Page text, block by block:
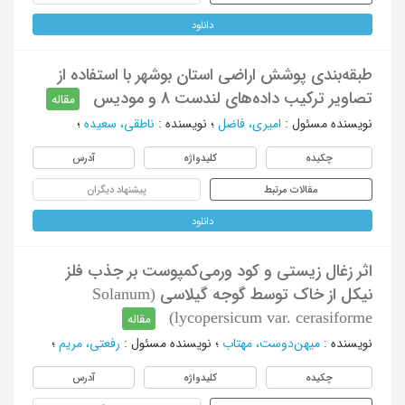
دانلود
طبقه‌بندی پوشش اراضی استان بوشهر با استفاده از
تصاویر ترکیب داده‌های لندست 8 و مودیس
مقاله
نویسنده مسئول : امیری، فاضل ؛ نویسنده : ناطقی، سعیده ؛
چکیده کلیدواژه آدرس
مقالات مرتبط پیشنهاد دیگران
دانلود
اثر زغال زیستی و کود ورمی‌کمپوست بر جذب فلز
نیکل از خاک توسط گوجه گیلاسی (Solanum
lycopersicum var. cerasiforme)
مقاله
نویسنده : میهن‌دوست، مهتاب ؛ نویسنده مسئول : رفعتی، مریم ؛
چکیده کلیدواژه آدرس